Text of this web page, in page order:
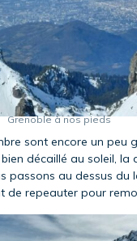
Grenoble à nos pieds
sont encore un peu
décaillé au soleil, la
passons au dessus du
de repeauter pour